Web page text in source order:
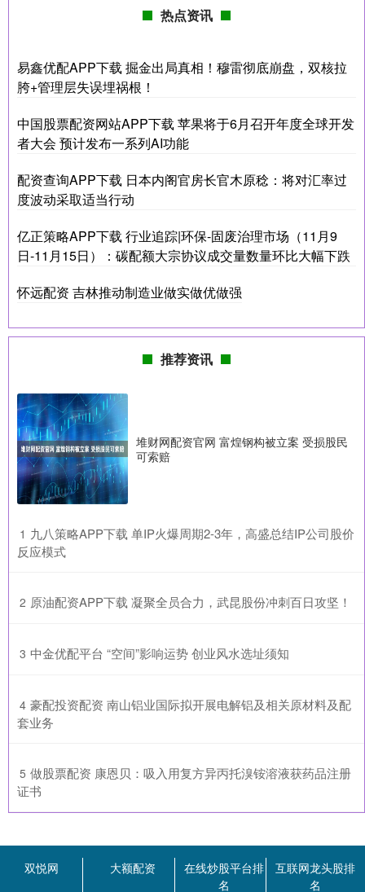
热点资讯
易鑫优配APP下载 掘金出局真相！穆雷彻底崩盘，双核拉
胯+管理层失误埋祸根！
中国股票配资网站APP下载 苹果将于6月召开年度全球开发
者大会 预计发布一系列AI功能
配资查询APP下载 日本内阁官房长官木原稔：将对汇率过
度波动采取适当行动
亿正策略APP下载 行业追踪|环保-固废治理市场（11月9
日-11月15日）：碳配额大宗协议成交量数量环比大幅下跌
怀远配资 吉林推动制造业做实做优做强
推荐资讯
堆财网配资官网 富煌钢构被立案 受损股民
可索赔
1 ​九八策略APP下载 单IP火爆周期2-3年，高盛总结IP公司股价
反应模式
2 ​原油配资APP下载 凝聚全员合力，武昆股份冲刺百日攻坚！
3 ​中金优配平台 “空间”影响运势 创业风水选址须知
4 ​豪配投资配资 南山铝业国际拟开展电解铝及相关原材料及配
套业务
5 ​做股票配资 康恩贝：吸入用复方异丙托溴铵溶液获药品注册
证书
双悦网 大额配资
在线炒股平台排
名
互联网龙头股排
名